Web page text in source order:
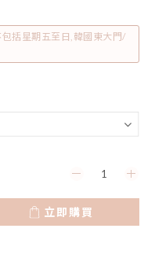
括星期五至日,韓國東大門/
立即購買